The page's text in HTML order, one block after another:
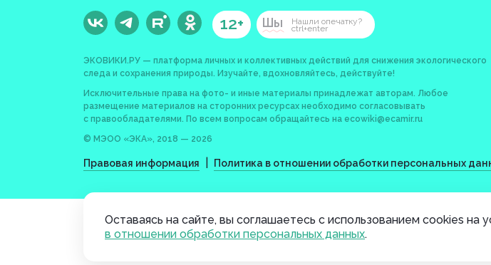
12+ Шы Нашли опечатку?
ctrl+enter
ЭКОВИКИ.РУ — платформа личных и коллективных действий для снижения экологического
следа и сохранения природы. Изучайте, вдохновляйтесь, действуйте!
Исключительные права на фото- и иные материалы принадлежат авторам. Любое
размещение материалов на сторонних ресурсах необходимо согласовывать
с правообладателями. По всем вопросам обращайтесь на ecowiki@ecamir.ru
© МЭОО «ЭКА», 2018 — 2026
Правовая информация Политика в отношении обработки персональных
Оставаясь на сайте, вы соглашаетесь с использованием cookies на
в отношении обработки персональных данных.